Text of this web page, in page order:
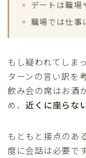
デートは職場
職場では仕事
もし疑われてしま
ターンの言い訳を
飲み会の席はお酒
め、近くに座らな
もともと接点のあ
度に会話は必要で